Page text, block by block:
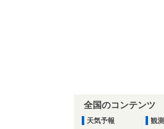
全国のコンテンツ
天気予報
観測